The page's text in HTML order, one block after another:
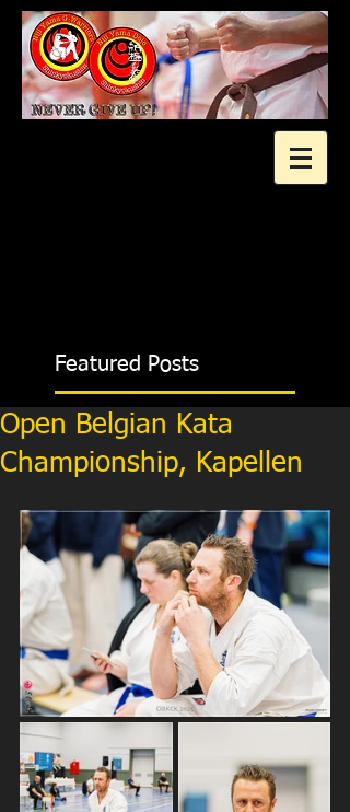
Featured Posts
Open Belgian Kata
Championship, Kapellen